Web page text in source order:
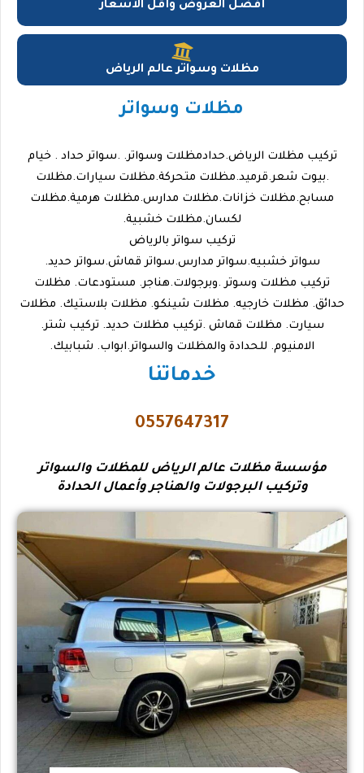
أفضل العروض وأقل الأسعار
مظلات وسواتر عالم الرياض
مظلات وسواتر
تركيب مظلات الرياض.حدادمظلات وسواتر. .سواتر حداد . خيام
.بيوت شعر.قرميد.مظلات متحركة.مظلات سيارات.مظلات
مسابح.مظلات خزانات.مظلات مدارس.مظلات هرمية.مظلات
لكسان.مظلات خشبية.
تركيب سواتر بالرياض
سواتر خشبيه.سواتر مدارس.سواتر قماش.سواتر حديد.
تركيب مظلات وسوتر .وبرجولات.هناجر. مستودعات. مظلات
حدائق. مظلات خارجيه. مظلات شينكو. مظلات بلاستيك. مظلات
سيارت. مظلات قماش .تركيب مظلات حديد. تركيب شتر.
الامنيوم. للحدادة والمظلات والسواتر.ابواب. شبابيك.
خدماتنا
0557647317
مؤسسة مظلات عالم الرياض للمظلات والسواتر
وتركيب البرجولات والهناجر وأعمال الحدادة